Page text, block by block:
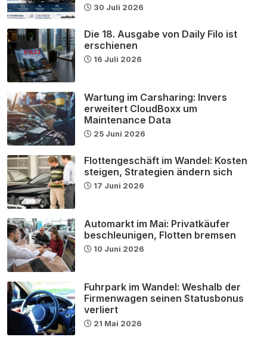
30 Juli 2026
Die 18. Ausgabe von Daily Filo ist
erschienen
16 Juli 2026
Wartung im Carsharing: Invers
erweitert CloudBoxx um
Maintenance Data
25 Juni 2026
Flottengeschäft im Wandel: Kosten
steigen, Strategien ändern sich
17 Juni 2026
Automarkt im Mai: Privatkäufer
beschleunigen, Flotten bremsen
10 Juni 2026
Fuhrpark im Wandel: Weshalb der
Firmenwagen seinen Statusbonus
verliert
21 Mai 2026